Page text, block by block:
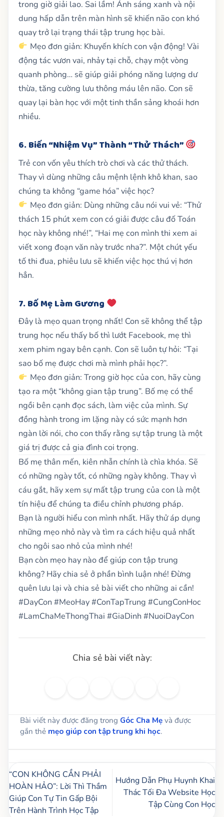
trong giờ giải lao. Sai lầm! Ánh sáng xanh và nội
dung hấp dẫn trên màn hình sẽ khiến não con khó
quay trở lại trạng thái tập trung học bài.
Mẹo đơn giản: Khuyến khích con vận động! Vài
động tác vươn vai, nhảy tại chỗ, chạy một vòng
quanh phòng… sẽ giúp giải phóng năng lượng dư
thừa, tăng cường lưu thông máu lên não. Con sẽ
quay lại bàn học với một tinh thần sảng khoái hơn
nhiều.
6. Biến “Nhiệm Vụ” Thành “Thử Thách”
Trẻ con vốn yêu thích trò chơi và các thử thách.
Thay vì dùng những câu mệnh lệnh khô khan, sao
chúng ta không “game hóa” việc học?
Mẹo đơn giản: Dùng những câu nói vui vẻ: “Thử
thách 15 phút xem con có giải được câu đố Toán
học này không nhé!”, “Hai mẹ con mình thi xem ai
viết xong đoạn văn này trước nha?”. Một chút yếu
tố thi đua, phiêu lưu sẽ khiến việc học thú vị hơn
hẳn.
7. Bố Mẹ Làm Gương
Đây là mẹo quan trọng nhất! Con sẽ không thể tập
trung học nếu thấy bố thì lướt Facebook, mẹ thì
xem phim ngay bên cạnh. Con sẽ luôn tự hỏi: “Tại
sao bố mẹ được chơi mà mình phải học?”.
Mẹo đơn giản: Trong giờ học của con, hãy cùng
tạo ra một “không gian tập trung”. Bố mẹ có thể
ngồi bên cạnh đọc sách, làm việc của mình. Sự
đồng hành trong im lặng này có sức mạnh hơn
ngàn lời nói, cho con thấy rằng sự tập trung là một
giá trị được cả gia đình coi trọng.
Bố mẹ thân mến, kiên nhẫn chính là chìa khóa. Sẽ
có những ngày tốt, có những ngày không. Thay vì
cáu gắt, hãy xem sự mất tập trung của con là một
tín hiệu để chúng ta điều chỉnh phương pháp.
Bạn là người hiểu con mình nhất. Hãy thử áp dụng
những mẹo nhỏ này và tìm ra cách hiệu quả nhất
cho ngôi sao nhỏ của mình nhé!
Bạn còn mẹo hay nào để giúp con tập trung
không? Hãy chia sẻ ở phần bình luận nhé! Đừng
quên lưu lại và chia sẻ bài viết cho những ai cần!
#DayCon #MeoHay #ConTapTrung #CungConHoc
#LamChaMeThongThai #GiaDinh #NuoiDayCon
Bài viết này được đăng trong Góc Cha Mẹvà được
gắn thẻ mẹo giúp con tập trung khi học.
“CON KHÔNG CẦN PHẢI
HOÀN HẢO”: Lời Thì Thầm
Giúp Con Tự Tin Gấp Bội
Trên Hành Trình Học Tập
Hướng Dẫn Phụ Huynh Khai
Thác Tối Đa Website Học
Tập Cùng Con Học